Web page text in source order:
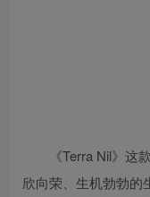
《Terra Nil》这
欣向荣、生机勃勃的